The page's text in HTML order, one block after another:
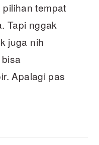
tempat
Tapi nggak
juga nih
Apalagi pas